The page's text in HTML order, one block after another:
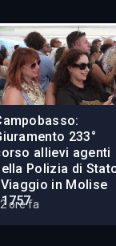
233°
allievi agenti
Polizia di
| Viaggio in Molise
ore fa